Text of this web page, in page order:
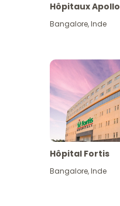
Hôpitaux Apollo
Bangalore,Inde
Hôpital Fortis
Bangalore,Inde